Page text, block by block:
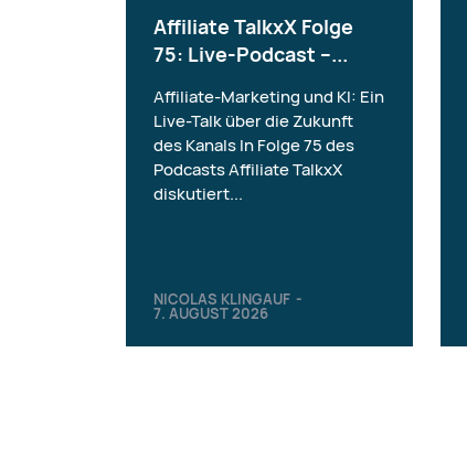
Affiliate TalkxX Folge
75: Live-Podcast –...
NICOLAS KLINGAUF -
7. AUGUST 2026
Affiliate-Marketing und KI: Ein
Live-Talk über die Zukunft
des Kanals In Folge 75 des
Podcasts Affiliate TalkxX
diskutiert...